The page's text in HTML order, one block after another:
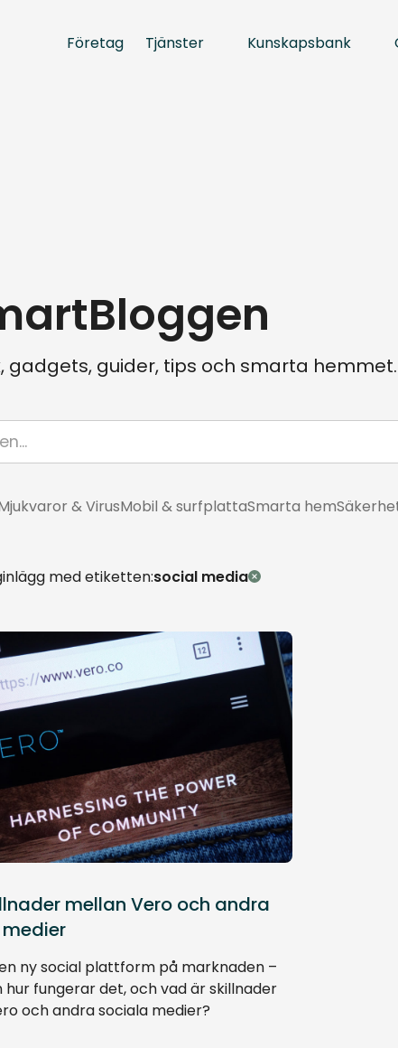
Företag Tjänster Kunskapsbank
gadgets, guider, tips och smarta hemmet.
& VirusMobil & surfplattaSmarta hem
med etiketten:social media
mellan Vero och andra
ny social plattform på marknaden –
hur fungerar det, och vad är skillnader
och andra sociala medier?